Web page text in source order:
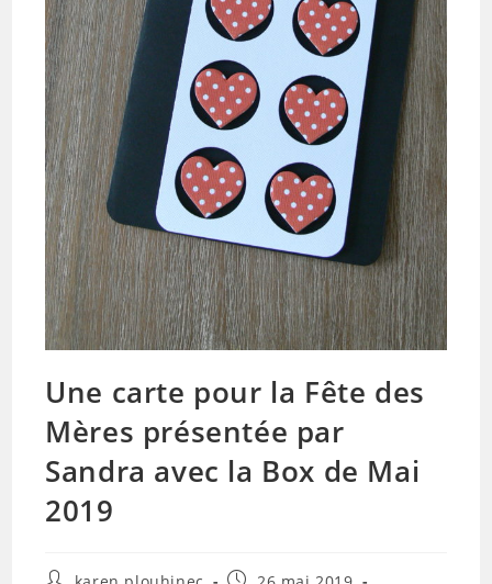
Une carte pour la Fête des
Mères présentée par
Sandra avec la Box de Mai
2019
Auteur/autrice
Publication